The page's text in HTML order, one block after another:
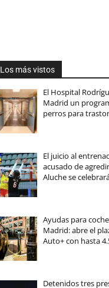
Los más vistos
El Hospital
Madrid un
perros para
El juicio al
acusado de
Aluche se
Ayudas para
Madrid: abre el
Auto+ con hasta
Detenidos tres